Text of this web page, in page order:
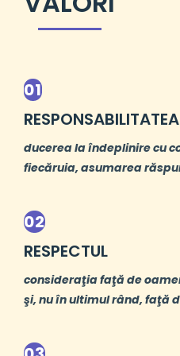
01
RESPONSABILITATEA
ducerea la îndeplinire cu
fiecăruia, asumarea
02
RESPECTUL
consideraţia faţă de
şi, nu în ultimul rând, faţă